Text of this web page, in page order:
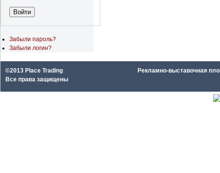
Забыли пароль?
Забыли логин?
©2013 Place Trading
Все права защищены
Рекламно-выставочная